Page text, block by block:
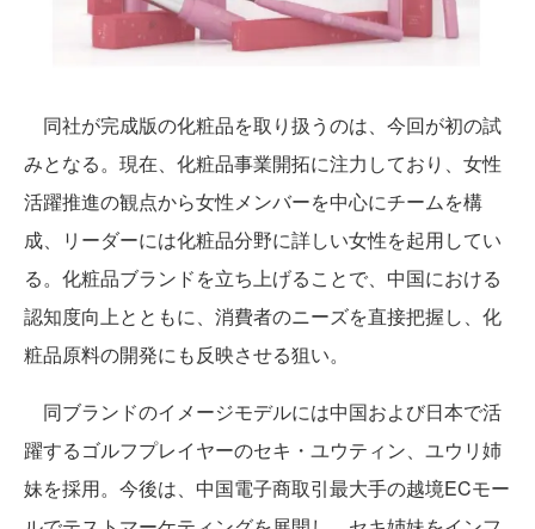
同社が完成版の化粧品を取り扱うのは、今回が初の試
みとなる。現在、化粧品事業開拓に注力しており、女性
活躍推進の観点から女性メンバーを中心にチームを構
成、リーダーには化粧品分野に詳しい女性を起用してい
る。化粧品ブランドを立ち上げることで、中国における
認知度向上とともに、消費者のニーズを直接把握し、化
粧品原料の開発にも反映させる狙い。
同ブランドのイメージモデルには中国および日本で活
躍するゴルフプレイヤーのセキ・ユウティン、ユウリ姉
妹を採用。今後は、中国電子商取引最大手の越境ECモー